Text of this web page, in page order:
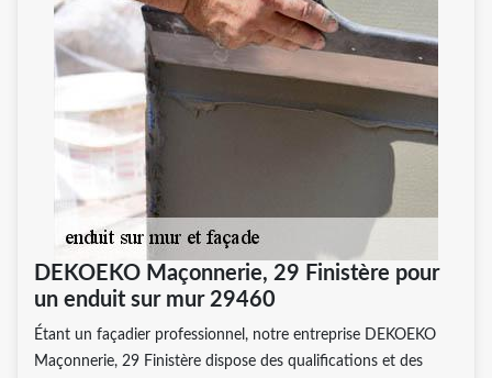
DEKOEKO Maçonnerie, 29 Finistère pour
un enduit sur mur 29460
Étant un façadier professionnel, notre entreprise DEKOEKO
Maçonnerie, 29 Finistère dispose des qualifications et des